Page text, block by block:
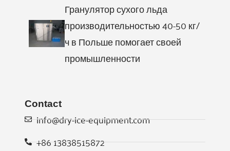
Гранулятор сухого льда
производительностью 40-50 кг/
ч в Польше помогает своей
промышленности
Contact
info@dry-ice-equipment.com
+86 13838515872